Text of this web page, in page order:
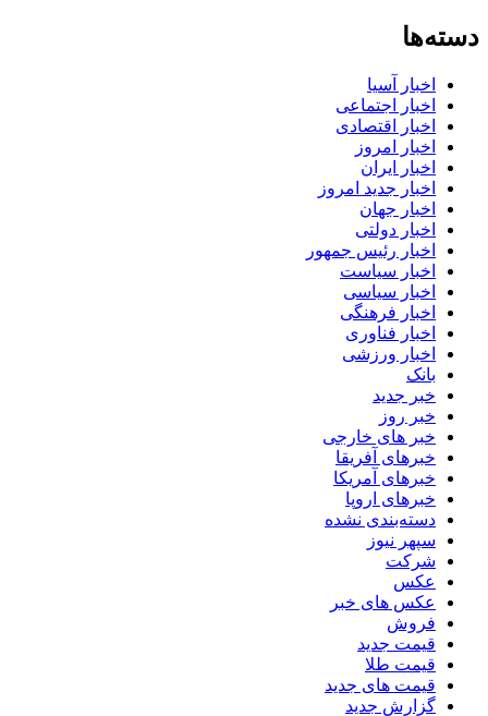
دسته‌ها
اخبار آسیا
اخبار اجتماعی
اخبار اقتصادی
اخبار امروز
اخبار ایران
اخبار جدید امروز
اخبار جهان
اخبار دولتی
اخبار رئیس جمهور
اخبار سیاست
اخبار سیاسی
اخبار فرهنگی
اخبار فناوری
اخبار ورزشی
بانک
خبر جدید
خبر روز
خبر های خارجی
خبرهای آفریقا
خبرهای آمریکا
خبرهای اروپا
دسته‌بندی نشده
سپهر نیوز
شرکت
عکس
عکس های خبر
فروش
قیمت جدید
قیمت طلا
قیمت های جدید
گزارش جدید